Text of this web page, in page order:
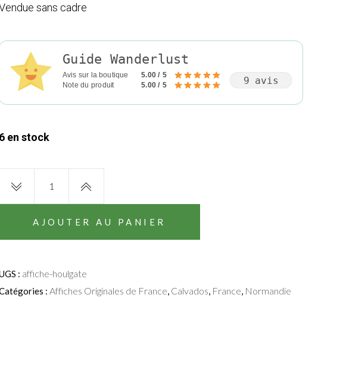
sans cadre
Guide Wanderlust
Avis sur la boutique
5.00 / 5
Note du produit
5.00 / 5 9 avis
6 en stock
d'Houlgate
quantity
AJOUTER AU PANIER
: affiche-houlgate
: Affiches Originales de France Calvados France Normandie